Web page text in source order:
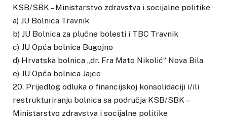
KSB/SBK – Ministarstvo zdravstva i socijalne politike
a) JU Bolnica Travnik
b) JU Bolnica za plućne bolesti i TBC Travnik
c) JU Opća bolnica Bugojno
d) Hrvatska bolnica „dr. Fra Mato Nikolić“ Nova Bila
e) JU Opća bolnica Jajce
20. Prijedlog odluka o financijskoj konsolidaciji i/ili
restrukturiranju bolnica sa područja KSB/SBK –
Ministarstvo zdravstva i socijalne politike